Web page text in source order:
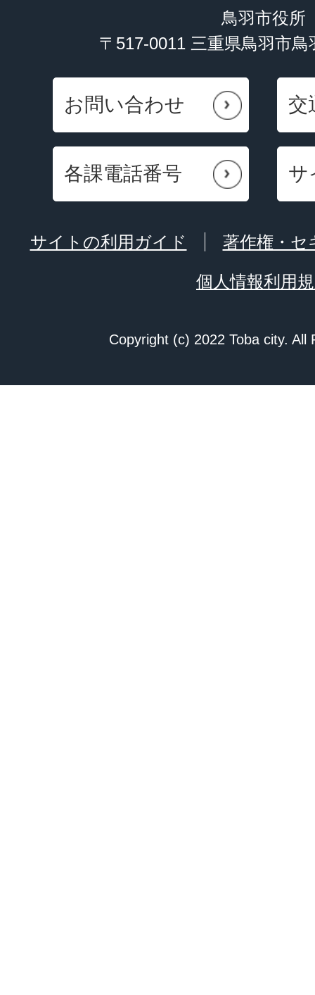
鳥羽市役所
〒517-0011 三重県鳥羽市
お問い合わせ 交
各課電話番号 サ
サイトの利用ガイド 著作権・セ
個人情報利用
Copyright (c) 2022 Toba city. All